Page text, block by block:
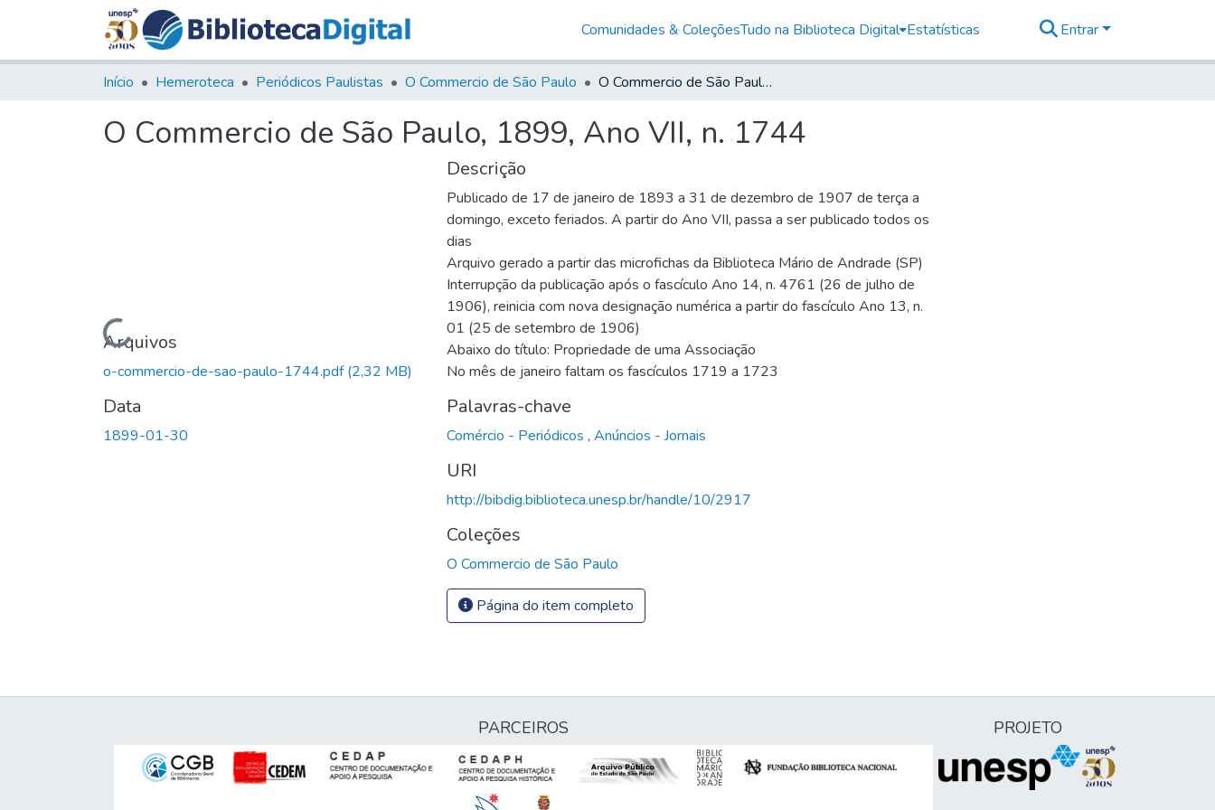
Comunidades & ColeçõesTudo na Biblioteca Digital Estatísticas Entrar
Início Hemeroteca Periódicos Paulistas O Commercio de São Paulo O Commercio de São Paulo, 1899, Ano VII, n. 1744
O Commercio de São Paulo, 1899, Ano VII, n. 1744
Carregando...
Arquivos
o-commercio-de-sao-paulo-1744.pdf(2,32 MB)
Data
1899-01-30
Descrição
Publicado de 17 de janeiro de 1893 a 31 de dezembro de 1907 de terça a
domingo, exceto feriados. A partir do Ano VII, passa a ser publicado todos os
dias
Arquivo gerado a partir das microfichas da Biblioteca Mário de Andrade (SP)
Interrupção da publicação após o fascículo Ano 14, n. 4761 (26 de julho de
1906), reinicia com nova designação numérica a partir do fascículo Ano 13, n.
01 (25 de setembro de 1906)
Abaixo do título: Propriedade de uma Associação
No mês de janeiro faltam os fascículos 1719 a 1723
Palavras-chave
Comércio - Periódicos , Anúncios - Jornais
URI
http://bibdig.biblioteca.unesp.br/handle/10/2917
Coleções
O Commercio de São Paulo
Página do item completo
PARCEIROS PROJETO